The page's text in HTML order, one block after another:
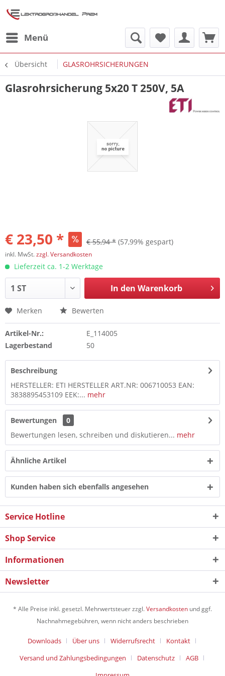
Menü
Übersicht GLASROHRSICHERUNGEN
Glasrohrsicherung 5x20 T 250V, 5A
€ 23,50 * € 55,94 * (57,99% gespart)
inkl. MwSt.zzgl. Versandkosten
Lieferzeit ca. 1-2 Werktage
In den Warenkorb
Merken Bewerten
Artikel-Nr.:
E_114005
Lagerbestand
50
Beschreibung
HERSTELLER: ETI HERSTELLER ART.NR: 006710053 EAN:
3838895453109 EEK:... mehr
Bewertungen
0
Bewertungen lesen, schreiben und diskutieren... mehr
Ähnliche Artikel
Kunden haben sich ebenfalls angesehen
Service Hotline
Shop Service
Informationen
Newsletter
* Alle Preise inkl. gesetzl. Mehrwertsteuer zzgl.Versandkosten und ggf.
Nachnahmegebühren, wenn nicht anders beschrieben
Downloads Über uns Widerrufsrecht
Kontakt
Versand und Zahlungsbedingungen
Datenschutz
AGB